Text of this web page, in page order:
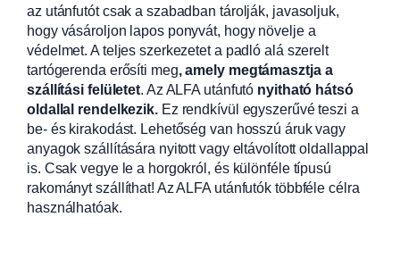
az utánfutót csak a szabadban tárolják, javasoljuk,
hogy vásároljon lapos ponyvát, hogy növelje a
védelmet. A teljes szerkezetet a padló alá szerelt
tartógerenda erősíti meg, amely megtámasztja a
szállítási felületet. Az ALFA utánfutó nyitható hátsó
oldallal rendelkezik.Ez rendkívül egyszerűvé teszi a
be- és kirakodást. Lehetőség van hosszú áruk vagy
anyagok szállítására nyitott vagy eltávolított oldallappal
is. Csak vegye le a horgokról, és különféle típusú
rakományt szállíthat! Az ALFA utánfutók többféle célra
használhatóak.